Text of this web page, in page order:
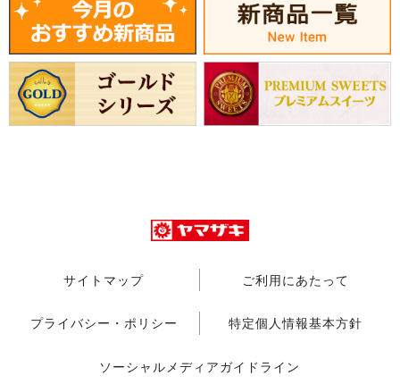
サイトマップ ご利用にあたって
プライバシー・ポリシー 特定個人情報基本方針
ソーシャルメディアガイドライン